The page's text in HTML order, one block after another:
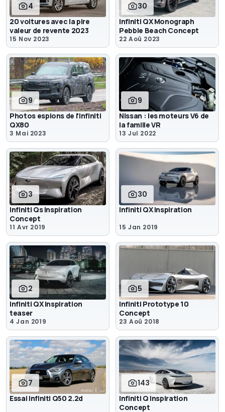
4
20 voitures avec la pire
valeur de revente 2023
15 Nov 2023
30
Infiniti QX Monograph
Pebble Beach Concept
22 Aoû 2023
9
Photos espions de l'Infiniti
QX80
3 Mai 2023
9
Nissan : les moteurs V6 de
la famille VR
13 Jul 2022
3
Infiniti Qs Inspiration
Concept
11 Avr 2019
30
Infiniti QX Inspiration
15 Jan 2019
2
Infiniti QX Inspiration
teaser
4 Jan 2019
5
Infiniti Prototype 10
Concept
23 Aoû 2018
7
Essai Infiniti Q50 2.2d
143
Infiniti Q Inspiration
Concept